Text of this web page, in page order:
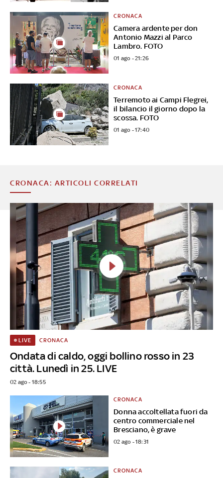
Camera ardente per don
Antonio Mazzi al Parco
Lambro. FOTO
CRONACA
01 ago - 21:26
Terremoto ai Campi Flegrei,
il bilancio il giorno dopo la
scossa. FOTO
CRONACA
01 ago - 17:40
CRONACA: ARTICOLI CORRELATI
Ondata di caldo, oggi bollino rosso in 23
città. Lunedì in 25. LIVE
LIVE CRONACA
02 ago - 18:55
Donna accoltellata fuori da
centro commerciale nel
Bresciano, è grave
CRONACA
02 ago - 18:31
CRONACA